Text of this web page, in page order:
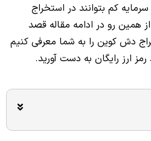
کم بتوانند در استخراج
همین رو در ادامه مقاله قصد
دش کوین را به شما معرفی کنیم
ارز رایگان به دست آورید.